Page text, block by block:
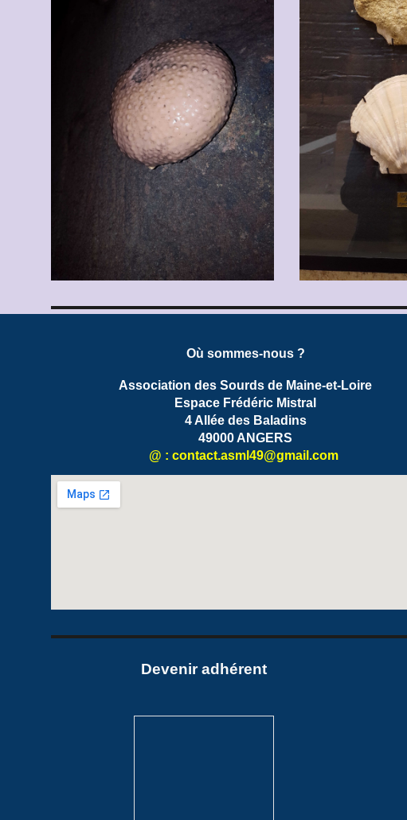
Où sommes-nous ?
Association des Sourds de Maine-et-Loire
Espace Frédéric Mistral
4 Allée des Baladins
49000 ANGERS
@ : contact.asml49@gmail.com
Devenir adhérent